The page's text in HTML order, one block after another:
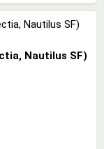
Nautilus SF)